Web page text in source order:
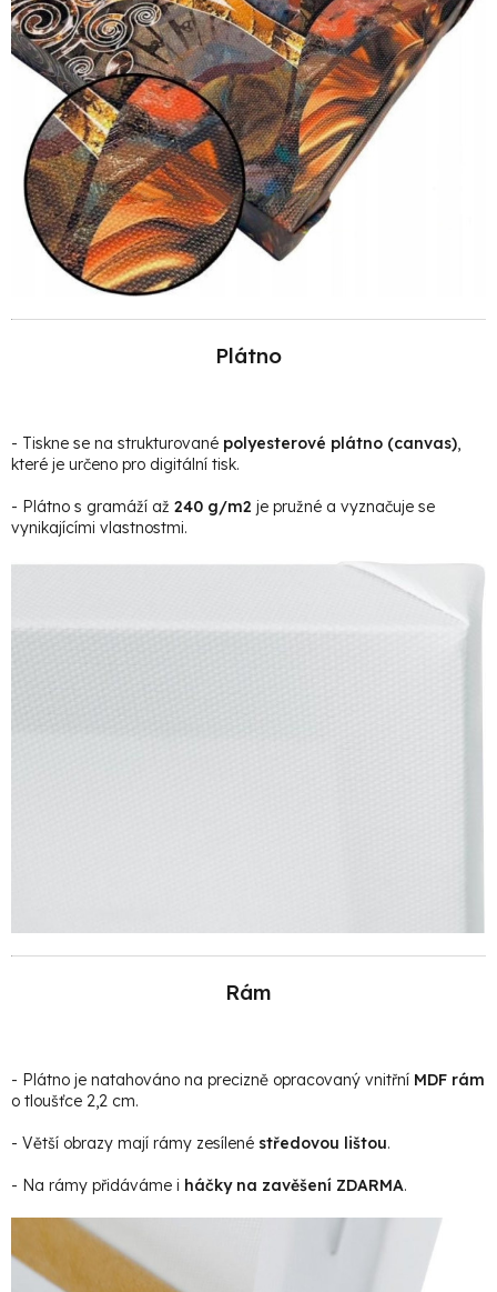
Plátno
- Tiskne se na strukturované polyesterové plátno (canvas)
které je určeno pro digitální tisk.
- Plátno s gramáží až 240 g/m2 je pružné a vyznačuje se
vynikajícími vlastnostmi.
Rám
- Plátno je natahováno na precizně opracovaný vnitřní MDF rám
o tloušťce 2,2 cm.
- Větší obrazy mají rámy zesílené středovou lištou.
- Na rámy přidáváme i háčky na zavěšení ZDARMA.